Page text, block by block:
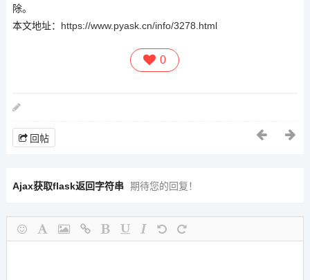
除。
本文地址： https://www.pyask.cn/info/3278.html
0
回帖
Ajax获取flask返回字符串 期待您的回复！